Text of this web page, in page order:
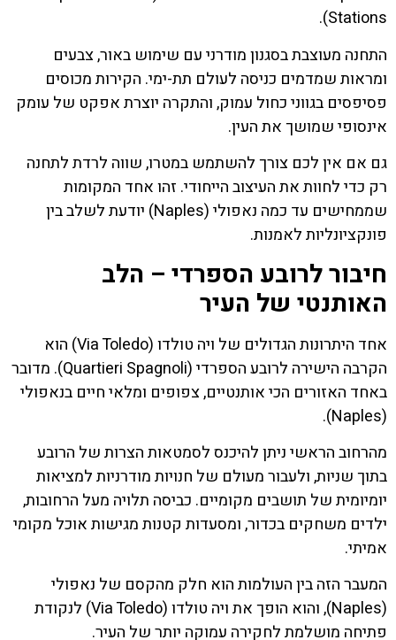
Stations).
התחנה מעוצבת בסגנון מודרני עם שימוש באור, צבעים
ומראות שמדמים כניסה לעולם תת-ימי. הקירות מכוסים
פסיפסים בגווני כחול עמוק, והתקרה יוצרת אפקט של עומק
אינסופי שמושך את העין.
גם אם אין לכם צורך להשתמש במטרו, שווה לרדת לתחנה
רק כדי לחוות את העיצוב הייחודי. זהו אחד המקומות
שממחישים עד כמה נאפולי (Naples) יודעת לשלב בין
פונקציונליות לאמנות.
חיבור לרובע הספרדי – הלב
האותנטי של העיר
אחד היתרונות הגדולים של ויה טולדו (Via Toledo) הוא
הקרבה הישירה לרובע הספרדי (Quartieri Spagnoli). מדובר
באחד האזורים הכי אותנטיים, צפופים ומלאי חיים בנאפולי
(Naples).
מהרחוב הראשי ניתן להיכנס לסמטאות הצרות של הרובע
בתוך שניות, ולעבור מעולם של חנויות מודרניות למציאות
יומיומית של תושבים מקומיים. כביסה תלויה מעל הרחובות,
ילדים משחקים בכדור, ומסעדות קטנות מגישות אוכל מקומי
אמיתי.
המעבר הזה בין העולמות הוא חלק מהקסם של נאפולי
(Naples), והוא הופך את ויה טולדו (Via Toledo) לנקודת
פתיחה מושלמת לחקירה עמוקה יותר של העיר.